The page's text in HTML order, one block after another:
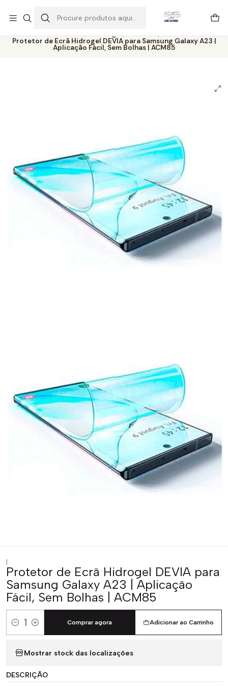
Início Catálogo
Películas
Protetor de Ecrã Hidrogel DEVIA para Samsung Galaxy A23 |
Aplicação Fácil, Sem Bolhas | ACM85
|
Protetor de Ecrã Hidrogel DEVIA para
Samsung Galaxy A23 | Aplicação
Fácil, Sem Bolhas | ACM85
Quantidade
Adicionar ao Carrinho
Comprar agora
Mostrar stock das localizações
DESCRIÇÃO